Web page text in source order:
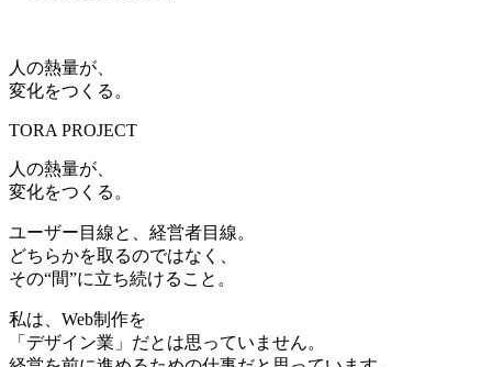
人の熱量が、
変化をつくる。
TORA PROJECT
人の熱量が、
変化をつくる。
ユーザー目線と、経営者目線。
どちらかを取るのではなく、
その“間”に立ち続けること。
私は、Web制作を
「デザイン業」だとは思っていません。